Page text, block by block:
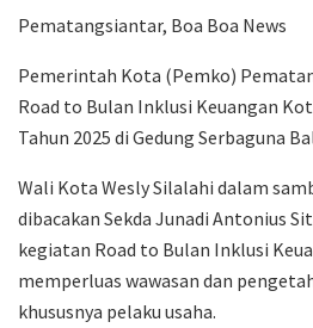
Pematangsiantar, Boa Boa News
Pemerintah Kota (Pemko)
Road to Bulan Inklusi Keuangan
Tahun 2025 di Gedung Serbaguna
Wali Kota Wesly Silalahi dalam
dibacakan Sekda Junadi Antonius
kegiatan Road to Bulan Inklusi
memperluas wawasan dan
khususnya pelaku usaha.